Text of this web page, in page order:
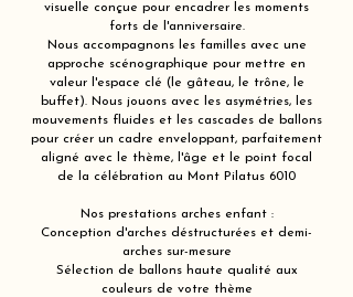
visuelle conçue pour encadrer les moments
forts de l'anniversaire.
Nous accompagnons les familles avec une
approche scénographique pour mettre en
valeur l'espace clé (le gâteau, le trône, le
buffet). Nous jouons avec les asymétries, les
mouvements fluides et les cascades de ballons
pour créer un cadre enveloppant, parfaitement
aligné avec le thème, l'âge et le point focal
de la célébration au Mont Pilatus 6010
Nos prestations arches enfant :
Conception d'arches déstructurées et demi-
arches sur-mesure
Sélection de ballons haute qualité aux
couleurs de votre thème